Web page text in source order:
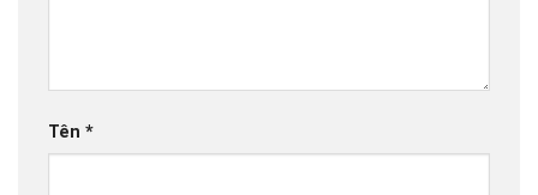
Tên *